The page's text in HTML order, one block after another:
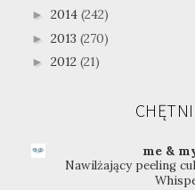
► 2014 (242)
► 2013 (270)
► 2012 (21)
me &
Nawilżający peeling